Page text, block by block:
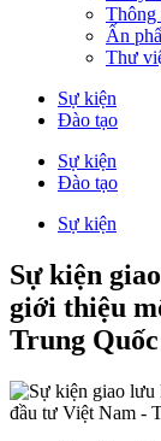
Thông
Ấn
Thư
Sự kiện
Đào tạo
Sự kiện
Đào tạo
Sự kiện
Sự kiện
giới thiệu
Trung